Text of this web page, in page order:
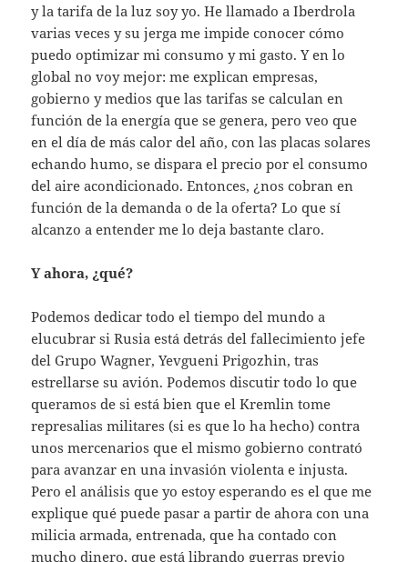
y la tarifa de la luz soy yo. He llamado a Iberdrola
varias veces y su jerga me impide conocer cómo
puedo optimizar mi consumo y mi gasto. Y en lo
global no voy mejor: me explican empresas,
gobierno y medios que las tarifas se calculan en
función de la energía que se genera, pero veo que
en el día de más calor del año, con las placas solares
echando humo, se dispara el precio por el consumo
del aire acondicionado. Entonces, ¿nos cobran en
función de la demanda o de la oferta? Lo que sí
alcanzo a entender me lo deja bastante claro.
Y ahora, ¿qué?
Podemos dedicar todo el tiempo del mundo a
elucubrar si Rusia está detrás del fallecimiento jefe
del Grupo Wagner, Yevgueni Prigozhin, tras
estrellarse su avión. Podemos discutir todo lo que
queramos de si está bien que el Kremlin tome
represalias militares (si es que lo ha hecho) contra
unos mercenarios que el mismo gobierno contrató
para avanzar en una invasión violenta e injusta.
Pero el análisis que yo estoy esperando es el que me
explique qué puede pasar a partir de ahora con una
milicia armada, entrenada, que ha contado con
mucho dinero, que está librando guerras previo